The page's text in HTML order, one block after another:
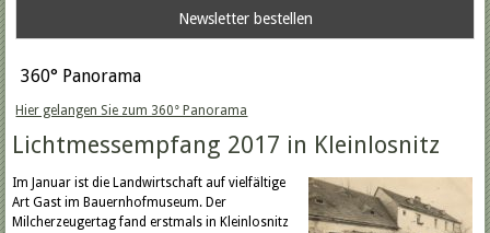
360° Panorama
Hier gelangen Sie zum 360° Panorama
Lichtmessempfang 2017 in Kleinlosnitz
Im Januar ist die Landwirtschaft auf vielfältige
Art Gast im Bauernhofmuseum. Der
Milcherzeugertag fand erstmals in Kleinlosnitz